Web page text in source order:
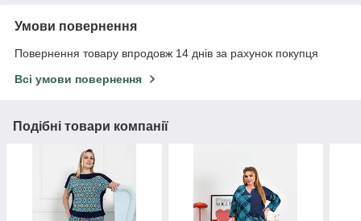
Умови повернення
Повернення товару впродовж 14 днів за рахунок покупця
Всі умови повернення
Подібні товари компанії